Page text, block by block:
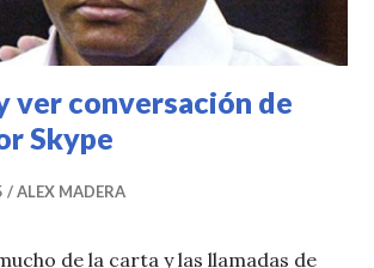
ver conversación de
Skype
ALEX MADERA
de la carta y las llamadas de